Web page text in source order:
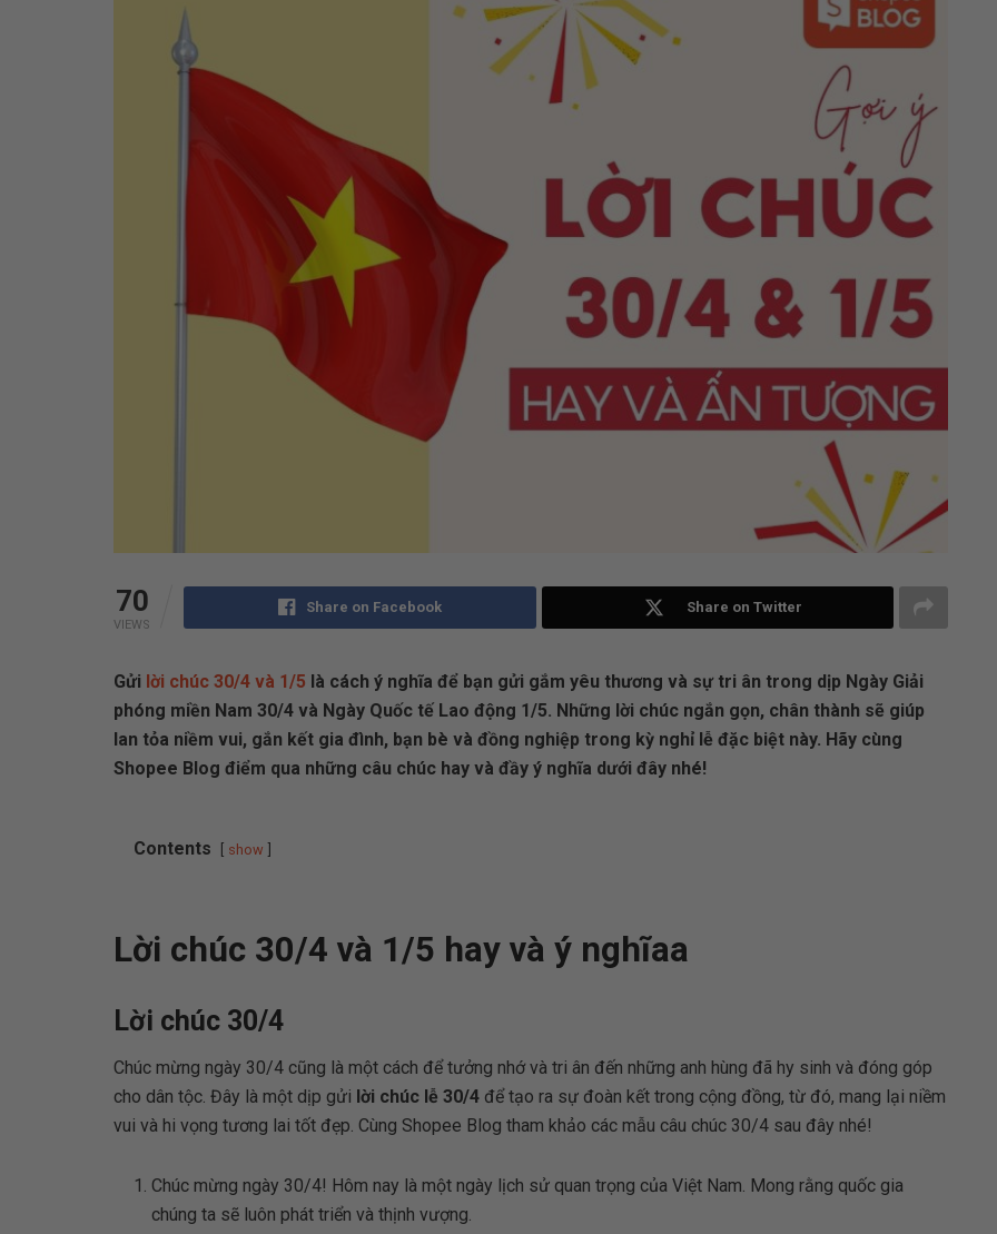
70
VIEWS
Share on Facebook Share on Twitter
Gửi lời chúc 30/4 và 1/5 là cách ý nghĩa để bạn gửi gắm yêu thương và sự tri ân trong dịp Ngày Giải
phóng miền Nam 30/4 và Ngày Quốc tế Lao động 1/5. Những lời chúc ngắn gọn, chân thành sẽ giúp
lan tỏa niềm vui, gắn kết gia đình, bạn bè và đồng nghiệp trong kỳ nghỉ lễ đặc biệt này. Hãy cùng
Shopee Blog điểm qua những câu chúc hay và đầy ý nghĩa dưới đây nhé!
Contents show
Lời chúc 30/4 và 1/5 hay và ý nghĩaa
Lời chúc 30/4
Chúc mừng ngày 30/4 cũng là một cách để tưởng nhớ và tri ân đến những anh hùng đã hy sinh và đóng góp
cho dân tộc. Đây là một dịp gửi lời chúc lễ 30/4 để tạo ra sự đoàn kết trong cộng đồng, từ đó, mang lại niềm
vui và hi vọng tương lai tốt đẹp. Cùng Shopee Blog tham khảo các mẫu câu chúc 30/4 sau đây nhé!
Chúc mừng ngày 30/4! Hôm nay là một ngày lịch sử quan trọng của Việt Nam. Mong rằng quốc gia
chúng ta sẽ luôn phát triển và thịnh vượng.